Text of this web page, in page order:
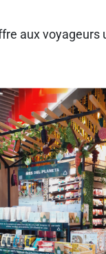
aux